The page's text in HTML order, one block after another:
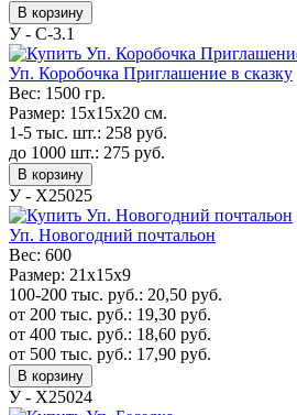
В корзину
У - C-3.1
Уп. Коробочка Приглашение в сказку
Вес: 1500 гр.
Размер: 15х15х20 см.
1-5 тыс. шт.: 258 руб.
до 1000 шт.: 275 руб.
В корзину
У - Х25025
Уп. Новогодний почтальон
Вес: 600
Размер: 21х15х9
100-200 тыс. руб.: 20,50 руб.
от 200 тыс. руб.: 19,30 руб.
от 400 тыс. руб.: 18,60 руб.
от 500 тыс. руб.: 17,90 руб.
В корзину
У - Х25024